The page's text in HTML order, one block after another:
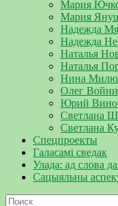
Мария
Мария
Надежда
Надежда
Наталья
Наталья
Нина
Олег
Юрий
Светлана
Светлана
Спецпроекты
Галасамі сведак
Улада: ад слова
Сацыяльны